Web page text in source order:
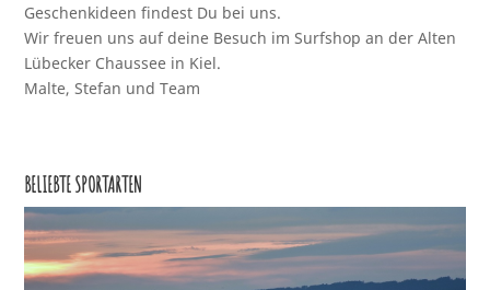
Geschenkideen findest Du bei uns.
Wir freuen uns auf deine Besuch im Surfshop an der Alten
Lübecker Chaussee in Kiel.
Malte, Stefan und Team
BELIEBTE SPORTARTEN